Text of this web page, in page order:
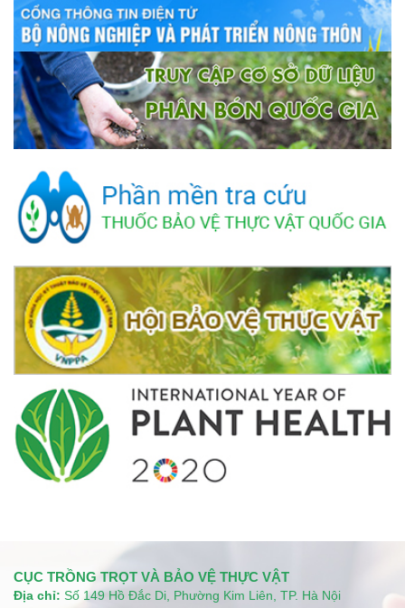
CỤC TRỒNG TRỌT VÀ BẢO VỆ THỰC VẬT
Địa chỉ: Số 149 Hồ Đắc Di, Phường Kim Liên, TP. Hà Nội